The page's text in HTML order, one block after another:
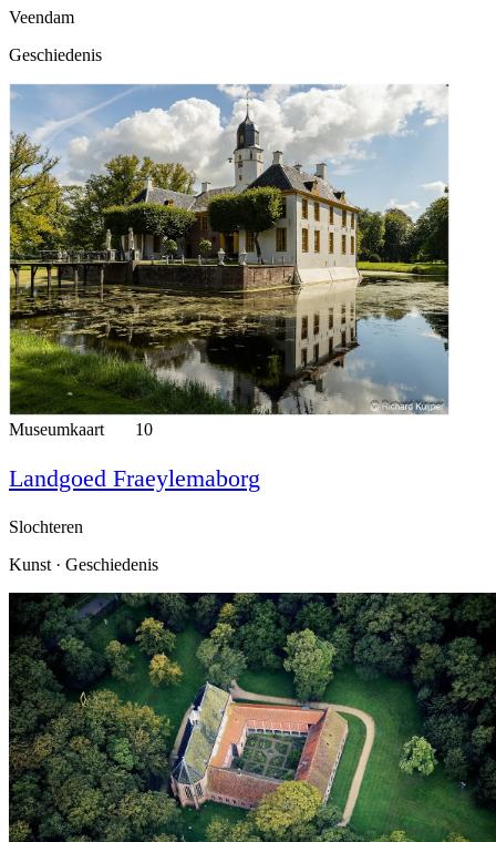
Veendam
Geschiedenis
Museumkaart 10
Landgoed Fraeylemaborg
Slochteren
Kunst · Geschiedenis